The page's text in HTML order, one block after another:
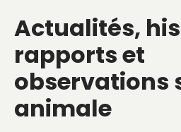
Actualités,
rapports et
observations
animale